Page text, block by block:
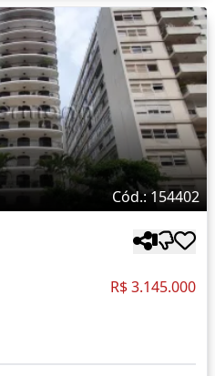
Cód.: 154402
R$ 3.145.000